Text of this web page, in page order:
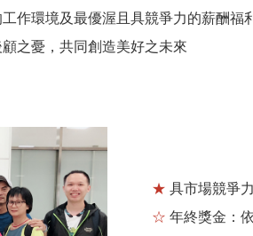
作環境及最優渥且具競爭力的薪酬福
之憂，共同創造美好之未來
★ 具市場競爭
☆ 年終獎金：